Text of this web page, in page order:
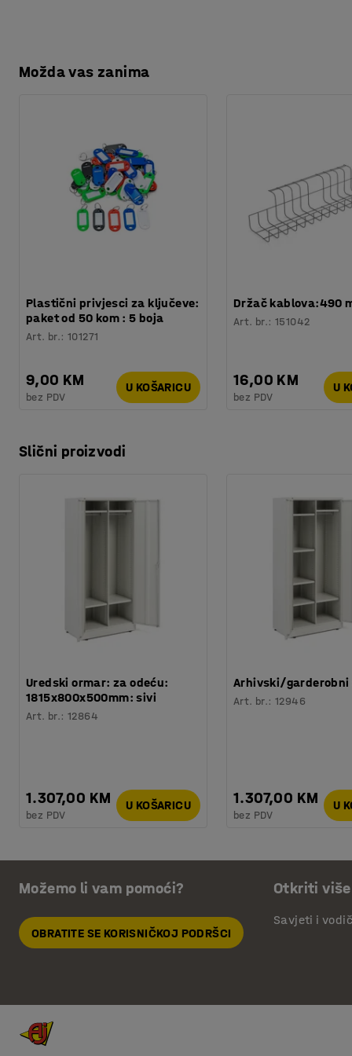
Možda vas zanima
Plastični privjesci za ključeve:
paket od 50 kom : 5 boja
Art. br.:101271
9,00 KM
bez PDV
U KOŠARICU
Držač kablova:490
Art. br.:151042
16,00 KM
bez PDV
U
Slični proizvodi
Uredski ormar: za odeću:
1815x800x500mm: sivi
Art. br.:12864
1.307,00 KM
bez PDV
U KOŠARICU
Arhivski/garderobni
Art. br.:12946
1.307,00 KM
bez PDV
U
Možemo li vam pomoći?
OBRATITE SE KORISNIČKOJ PODRŠCI
Otkriti više
Savjeti i